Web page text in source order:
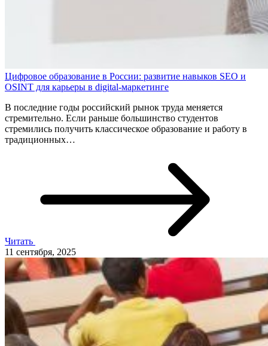
Цифровое образование в России: развитие навыков SEO и
OSINT для карьеры в digital-маркетинге
В последние годы российский рынок труда меняется
стремительно. Если раньше большинство студентов
стремились получить классическое образование и работу в
традиционных…
Читать
11 сентября, 2025